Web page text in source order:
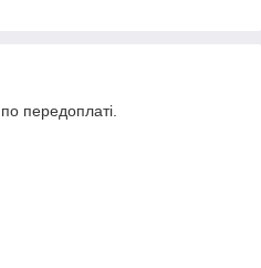
передоплаті.